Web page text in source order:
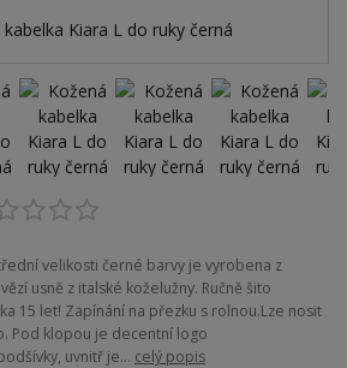
velikosti černé barvy je vyrobena z
usně z italské koželužny. Ručně šito
15 let! Zapínání na přezku s rolnou.Lze nosit
Pod klopou je decentní logo
uvnitř je... celý popis